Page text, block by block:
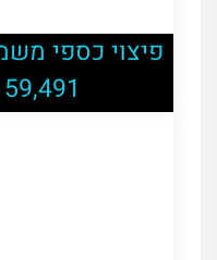
פיצוי כספי
59,491 ש"ח פיצויים!